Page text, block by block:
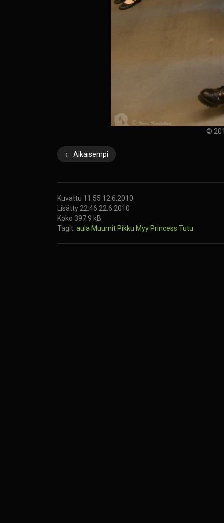
©
← Aikaisempi
Kuvattu 11:55 12.6.2010
Lisätty 22:46 22.6.2010
Koko 397.9 kB
Tagit: aula Muumit Pikku Myy Princess Tutu